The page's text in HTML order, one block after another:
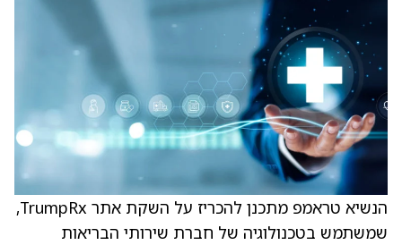
הנשיא טראמפ
מתכנן להכריז על השקת אתר TrumpRx,
שמשתמש בטכנולוגיה של חברת שירותי הבריאות